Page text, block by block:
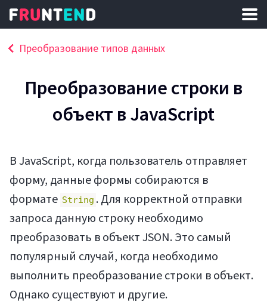
Преобразование типов данных
Преобразование строки в
объект в JavaScript
В JavaScript, когда пользователь отправляет
форму, данные формы собираются в
формате String . Для корректной отправки
запроса данную строку необходимо
преобразовать в объект JSON. Это самый
популярный случай, когда необходимо
выполнить преобразование строки в объект.
Однако существуют и другие.